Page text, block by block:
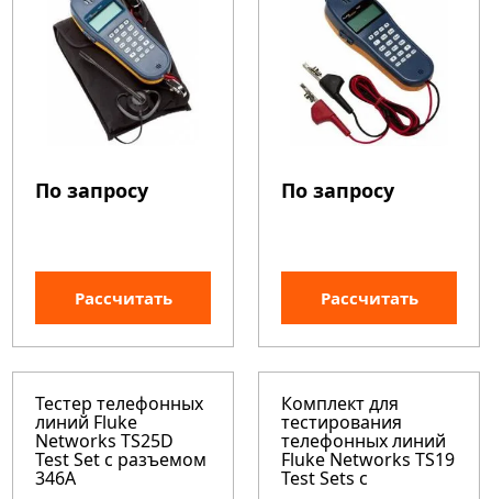
По запросу
Рассчитать
По запросу
Рассчитать
Тестер телефонных
линий Fluke
Networks TS25D
Test Set с разъемом
346A
Комплект для
тестирования
телефонных линий
Fluke Networks TS19
Test Sets с